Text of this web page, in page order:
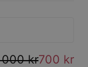
000 kr700 kr